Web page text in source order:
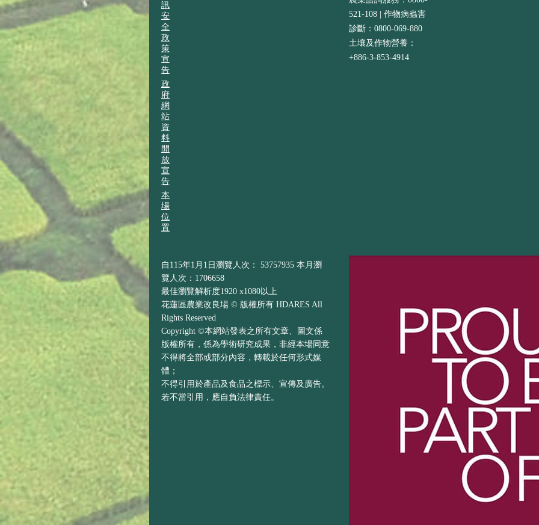
訊
安
全
政
策
宣
告
政
府
網
站
資
料
開
放
宣
告
本
場
位
置
521-108 | 作物病蟲害
診斷：0800-069-880
土壤及作物營養：
+886-3-853-4914
自115年1月1日瀏覽人次： 53757935 本月瀏
覽人次：1706658
最佳瀏覽解析度1920 x1080以上
花蓮區農業改良場 © 版權所有 HDARES All
Rights Reserved
Copyright ©本網站發表之所有文章、圖文係
版權所有，係為學術研究成果，非經本場同意
不得將全部或部分內容，轉載於任何形式媒
體；
不得引用於產品及食品之標示、宣傳及廣告。
若不當引用，應自負法律責任。